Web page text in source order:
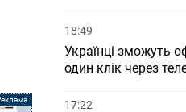
18:49
Українці зможуть
один клік через
17:22